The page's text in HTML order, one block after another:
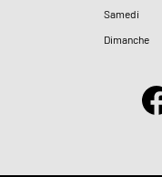
Samedi
Dimanche